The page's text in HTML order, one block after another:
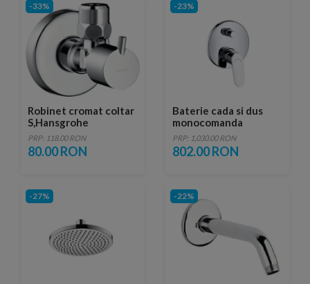
-33%
Robinet cromat coltar
S,Hansgrohe
PRP: 118.00 RON
80.00 RON
-23%
Baterie cada si dus
monocomanda
Hansgrohe Focus
incastrata
PRP: 1,030.00 RON
802.00 RON
-27% -22%